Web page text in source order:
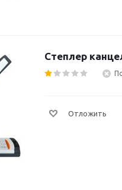
Степлер
Отложить